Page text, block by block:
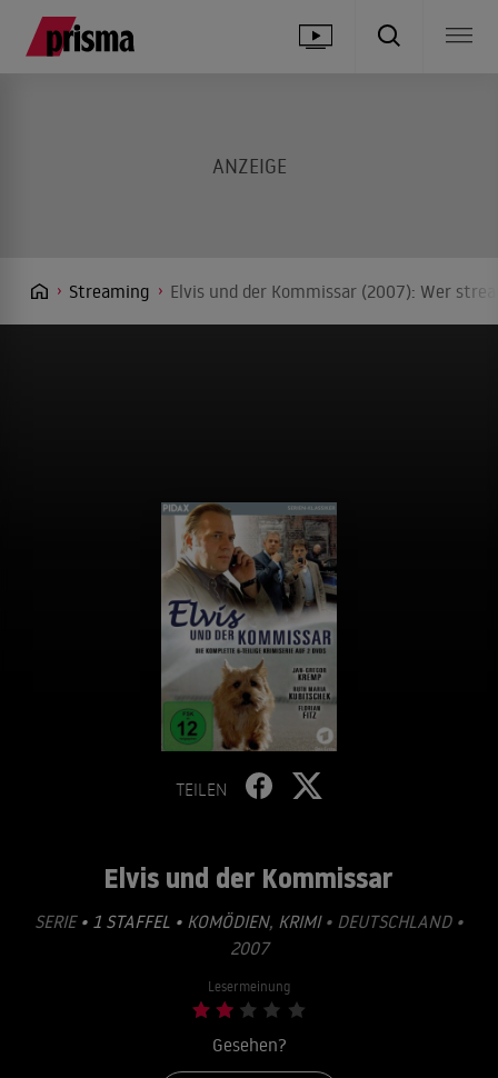
Streaming Elvis und der Kommissar (2007): Wer
TEILEN
Elvis und der Kommissar
SERIE • 1 STAFFEL • KOMÖDIEN, KRIMI• DEUTSCHLAND •
2007
Lesermeinung
Gesehen?